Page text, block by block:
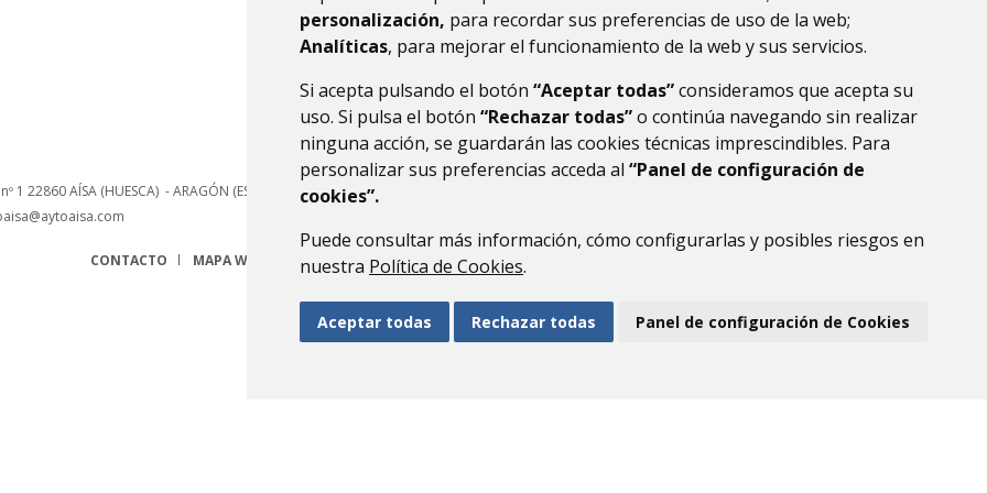
personalización, para recordar sus preferencias de uso de la web;
Analíticas, para mejorar el funcionamiento de la web y sus servicios.
Si acepta pulsando el botón “Aceptar todas”consideramos que acepta su
uso. Si pulsa el botón “Rechazar todas”o continúa navegando sin realizar
ninguna acción, se guardarán las cookies técnicas imprescindibles. Para
personalizar sus preferencias acceda al “Panel de configuración de
cookies”.
Puede consultar más información, cómo configurarlas y posibles riesgos en
nuestra Política de Cookies.
Aceptar todas Rechazar todas Panel de configuración de Cookies
1 22860AÍSA (HUESCA) - ARAGÓN (ESPAÑA)
CONTACTO MAPA WEB AVISO LEGAL PROTECCIÓN DE DATOS